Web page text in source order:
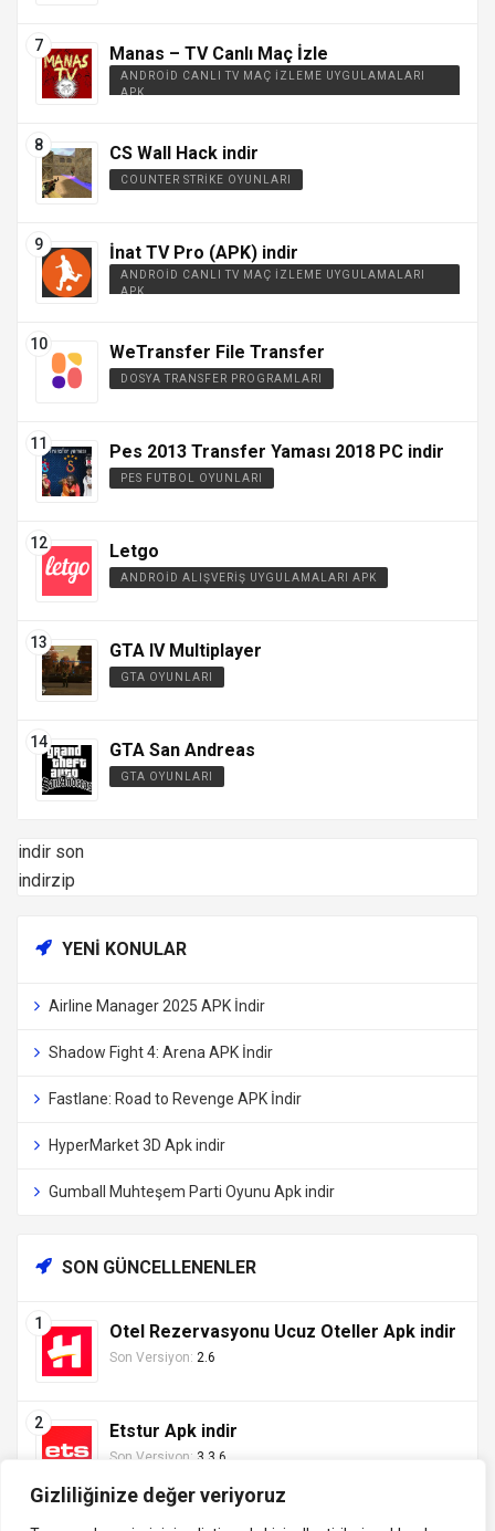
Gizliliğinize değer veriyoruz
Manas – TV Canlı Maç İzle
ANDROID CANLI TV MAÇ İZLEME UYGULAMALARI
APK
CS Wall Hack indir
COUNTER STRIKE OYUNLARI
İnat TV Pro (APK) indir
ANDROID CANLI TV MAÇ İZLEME UYGULAMALARI
APK
WeTransfer File Transfer
DOSYA TRANSFER PROGRAMLARI
Pes 2013 Transfer Yaması 2018 PC indir
PES FUTBOL OYUNLARI
Letgo
ANDROID ALIŞVERIŞ UYGULAMALARI APK
GTA IV Multiplayer
GTA OYUNLARI
GTA San Andreas
GTA OYUNLARI
indir son
indirzip
YENI KONULAR
Airline Manager 2025 APK İndir
Shadow Fight 4: Arena APK İndir
Fastlane: Road to Revenge APK İndir
HyperMarket 3D Apk indir
Gumball Muhteşem Parti Oyunu Apk indir
SON GÜNCELLENENLER
Otel Rezervasyonu Ucuz Oteller Apk indir
Son Versiyon: 2.6
Etstur Apk indir
Son Versiyon: 3.3.6